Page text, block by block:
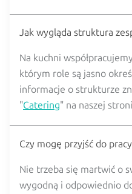
Jak wygląda struktura
Na kuchni
którym role są jasno
informacje o strukturze
"Catering" na naszej
Czy mogę przyjść do
Nie trzeba się martwić o
wygodną i odpowiednio